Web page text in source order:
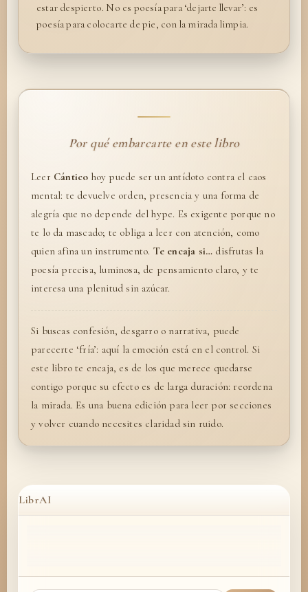
estar despierto. No es poesía para ‘dejarte llevar’: es
poesía para colocarte de pie, con la mirada limpia.
Por qué embarcarte en este libro
Leer Cántico hoy puede ser un antídoto contra el caos
mental: te devuelve orden, presencia y una forma de
alegría que no depende del hype. Es exigente porque no
te lo da mascado; te obliga a leer con atención, como
quien afina un instrumento. Te encaja si… disfrutas la
poesía precisa, luminosa, de pensamiento claro, y te
interesa una plenitud sin azúcar.
Si buscas confesión, desgarro o narrativa, puede
parecerte ‘fría’: aquí la emoción está en el control. Si
este libro te encaja, es de los que merece quedarse
contigo porque su efecto es de larga duración: reordena
la mirada. Es una buena edición para leer por secciones
y volver cuando necesites claridad sin ruido.
LibrAI